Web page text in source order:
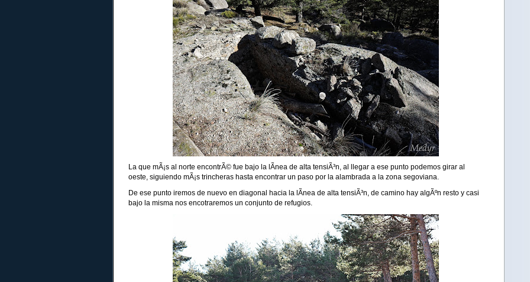
La que mÃ¡s al norte encontrÃ© fue bajo la lÃ­nea de alta tensiÃ³n, al llegar a ese punto podemos girar al
oeste, siguiendo mÃ¡s trincheras hasta encontrar un paso por la alambrada a la zona segoviana.
De ese punto iremos de nuevo en diagonal hacia la lÃ­nea de alta tensiÃ³n, de camino hay algÃºn resto y casi
bajo la misma nos encotraremos un conjunto de refugios.